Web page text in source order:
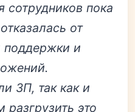
пока
от
поддержки и
ЗП, так как и
это